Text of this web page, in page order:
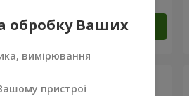
Замовити
обробку Ваших
вимірювання
пристрої